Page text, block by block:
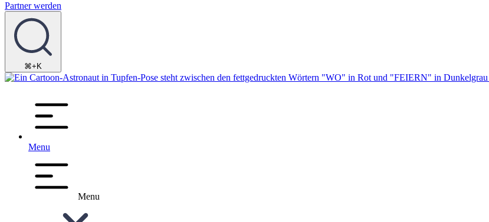
Partner werden
⌘+K
Menu
Menu